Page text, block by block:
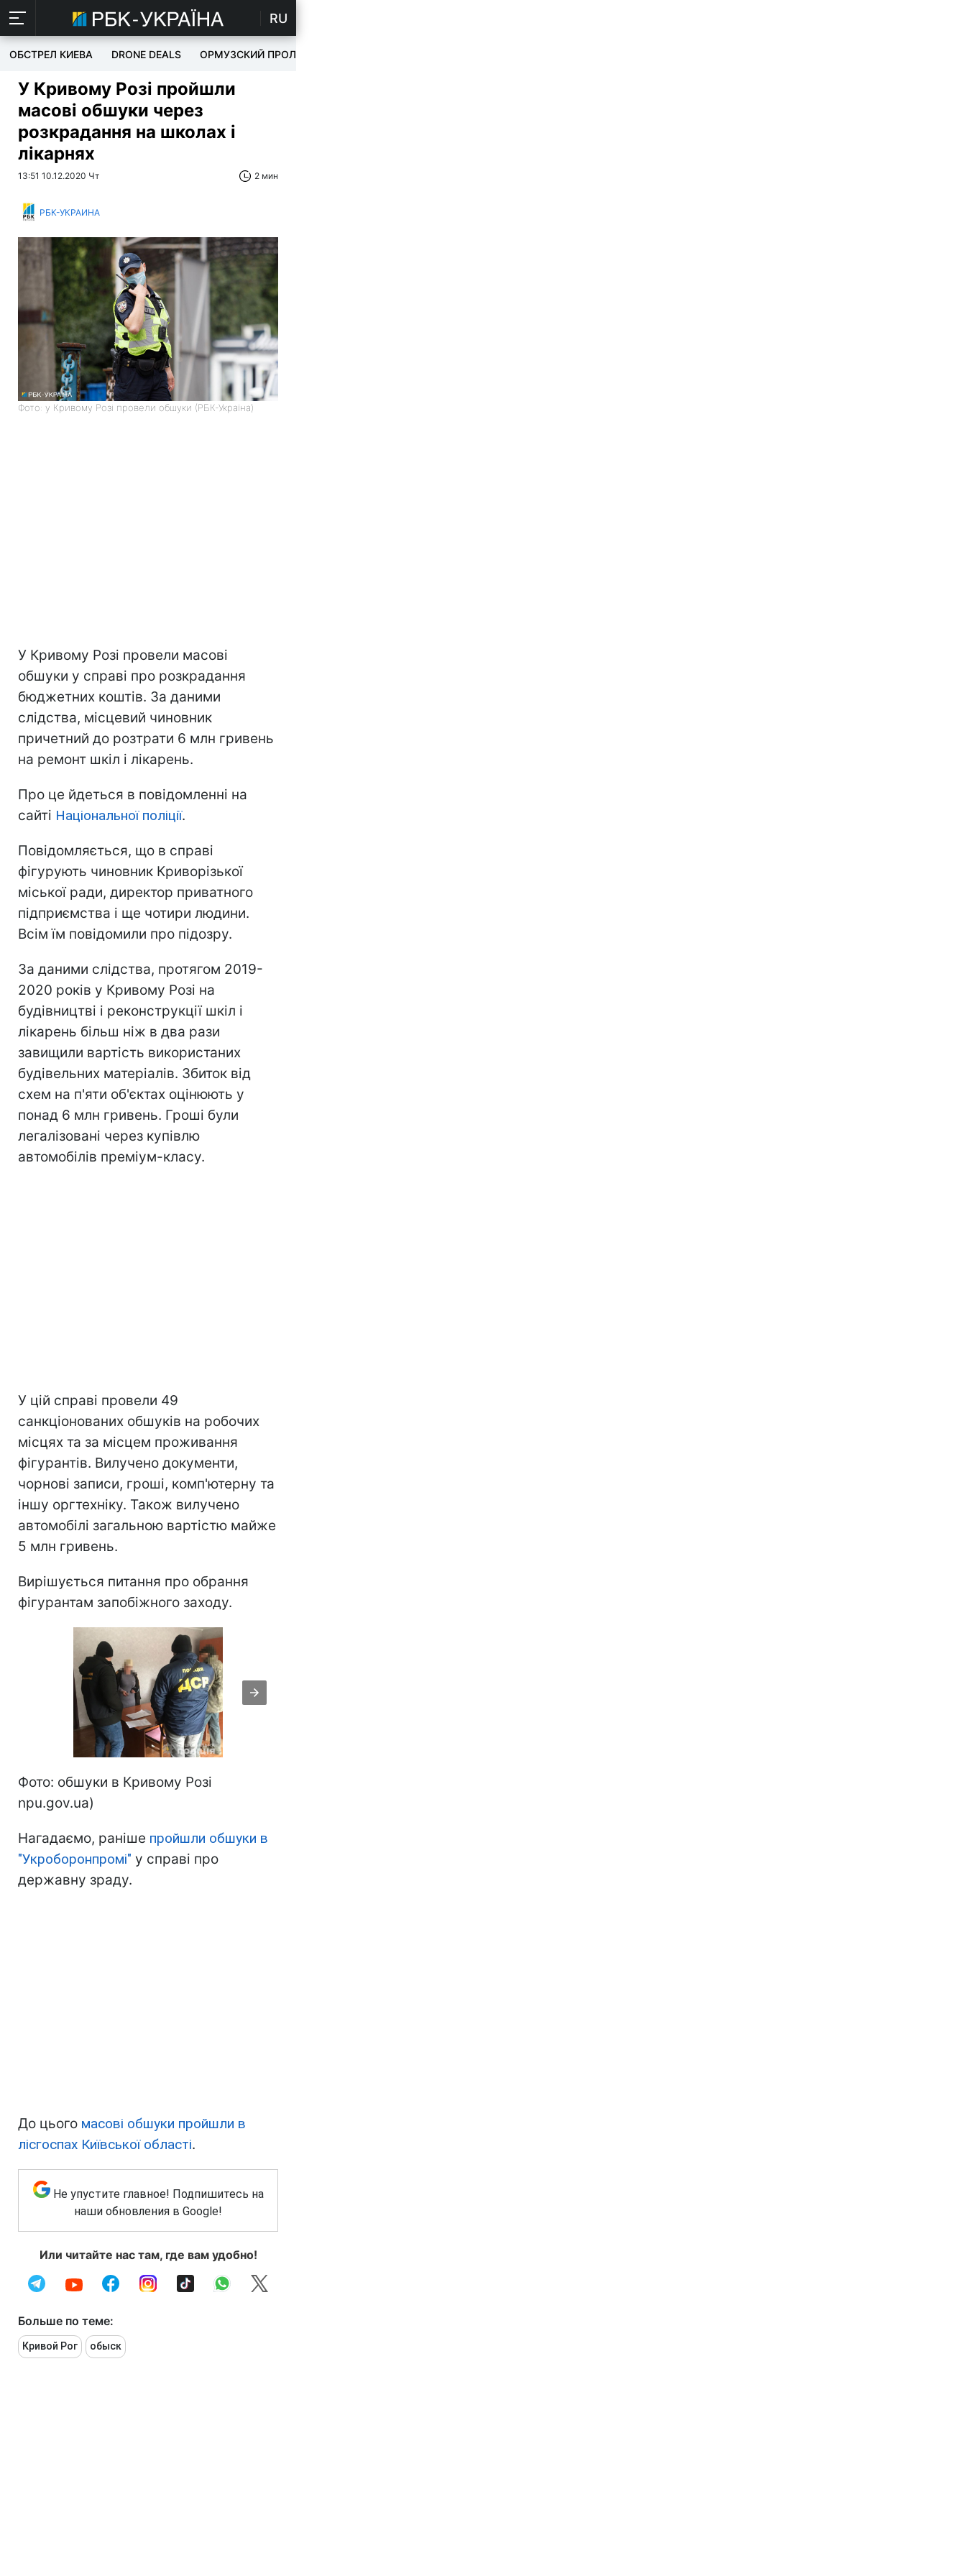
RU
ОБСТРЕЛ КИЕВА DRONE DEALS ОРМУЗСКИЙ ПРОЛИВ
У Кривому Розі пройшли
масові обшуки через
розкрадання на школах і
лікарнях
13:51 10.12.2020 Чт 2 мин
РБК-УКРАИНА
Фото: у Кривому Розі провели обшуки (РБК-Україна)
У Кривому Розі провели масові
обшуки у справі про розкрадання
бюджетних коштів. За даними
слідства, місцевий чиновник
причетний до розтрати 6 млн гривень
на ремонт шкіл і лікарень.
Про це йдеться в повідомленні на
сайті Національної поліції.
Повідомляється, що в справі
фігурують чиновник Криворізької
міської ради, директор приватного
підприємства і ще чотири людини.
Всім їм повідомили про підозру.
За даними слідства, протягом 2019-
2020 років у Кривому Розі на
будівництві і реконструкції шкіл і
лікарень більш ніж в два рази
завищили вартість використаних
будівельних матеріалів. Збиток від
схем на п'яти об'єктах оцінюють у
понад 6 млн гривень. Гроші були
легалізовані через купівлю
автомобілів преміум-класу.
У цій справі провели 49
санкціонованих обшуків на робочих
місцях та за місцем проживання
фігурантів. Вилучено документи,
чорнові записи, гроші, комп'ютерну та
іншу оргтехніку. Також вилучено
автомобілі загальною вартістю майже
5 млн гривень.
Вирішується питання про обрання
фігурантам запобіжного заходу.
Фото: обшуки в Кривому Розі
npu.gov.ua)
Нагадаємо, раніше пройшли обшуки в
"Укроборонпромі" у справі про
державну зраду.
До цього масові обшуки пройшли в
лісгоспах Київської області.
Не упустите главное! Подпишитесь на
наши обновления в Google!
Или читайте нас там, где вам удобно!
Больше по теме:
Кривой Рог обыск